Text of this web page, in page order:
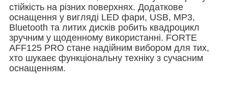
стійкість на різних поверхнях. Додаткове
оснащення у вигляді LED фари, USB, MP3,
Bluetooth та литих дисків робить квадроцикл
зручним у щоденному використанні. FORTE
AFF125 PRO стане надійним вибором для тих,
хто шукаеє функціональну техніку з сучасним
оснащенням.